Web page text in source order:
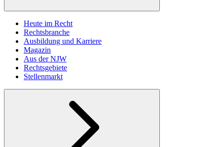
Heute im Recht
Rechtsbranche
Ausbildung und Karriere
Magazin
Aus der NJW
Rechtsgebiete
Stellenmarkt